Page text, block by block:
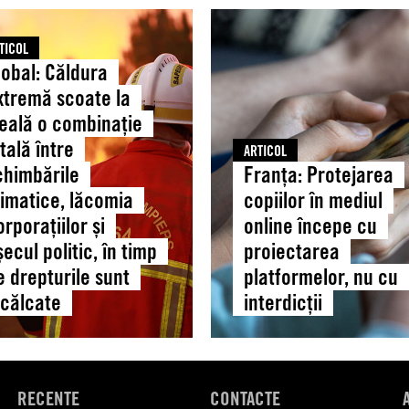
Chișinău
pentru
consolida
educația
pentru
drepturile
omului
Căldura
scoate la
o combinație
între
lăcomia
și
politic, în timp
drepturile sunt
Franța:
Protejarea
copiilor
în
mediul
online
începe
cu
proiectarea
platformelor,
nu
cu
interdicții
ARTICOL
Franța: Protejarea
copiilor în mediul
online începe cu
proiectarea
platformelor, nu cu
interdicții
RECENTE CONTACTE